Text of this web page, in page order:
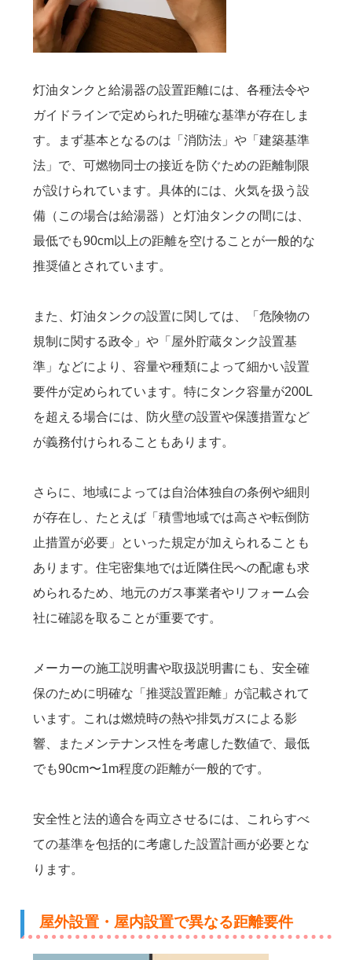
灯油タンクと給湯器の設置距離には、各種法令や
ガイドラインで定められた明確な基準が存在しま
す。まず基本となるのは「消防法」や「建築基準
法」で、可燃物同士の接近を防ぐための距離制限
が設けられています。具体的には、火気を扱う設
備（この場合は給湯器）と灯油タンクの間には、
最低でも90cm以上の距離を空けることが一般的な
推奨値とされています。
また、灯油タンクの設置に関しては、「危険物の
規制に関する政令」や「屋外貯蔵タンク設置基
準」などにより、容量や種類によって細かい設置
要件が定められています。特にタンク容量が200L
を超える場合には、防火壁の設置や保護措置など
が義務付けられることもあります。
さらに、地域によっては自治体独自の条例や細則
が存在し、たとえば「積雪地域では高さや転倒防
止措置が必要」といった規定が加えられることも
あります。住宅密集地では近隣住民への配慮も求
められるため、地元のガス事業者やリフォーム会
社に確認を取ることが重要です。
メーカーの施工説明書や取扱説明書にも、安全確
保のために明確な「推奨設置距離」が記載されて
います。これは燃焼時の熱や排気ガスによる影
響、またメンテナンス性を考慮した数値で、最低
でも90cm〜1m程度の距離が一般的です。
安全性と法的適合を両立させるには、これらすべ
ての基準を包括的に考慮した設置計画が必要とな
ります。
屋外設置・屋内設置で異なる距離要件